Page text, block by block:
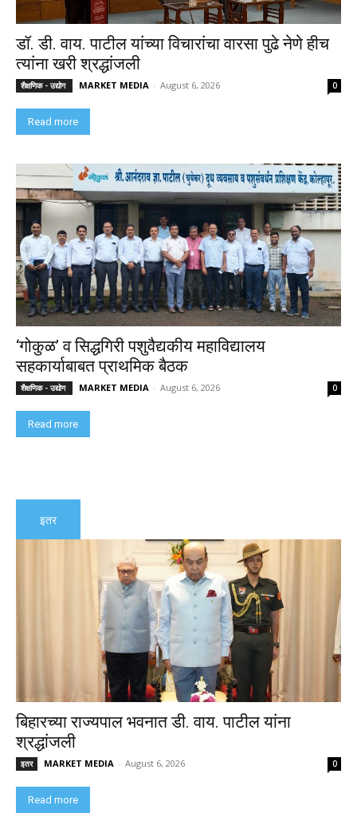
डॉ. डी. वाय. पाटील यांच्या विचारांचा वारसा पुढे नेणे हीच
त्यांना खरी श्रद्धांजली
शैक्षणिक - उद्योग MARKET MEDIA - August 6, 2026 0
Read more
‘गोकुळ’ व सिद्धगिरी पशुवैद्यकीय महाविद्यालय
सहकार्याबाबत प्राथमिक बैठक
शैक्षणिक - उद्योग MARKET MEDIA - August 6, 2026 0
Read more
इतर
बिहारच्या राज्यपाल भवनात डी. वाय. पाटील यांना
श्रद्धांजली
इतर MARKET MEDIA - August 6, 2026 0
Read more